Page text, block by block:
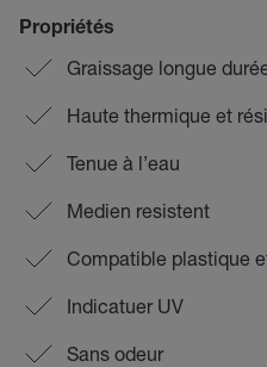
Propriétés
Graissage longue
Haute thermique et
Tenue à l’eau
Medien resistent
Compatible plastique
Indicatuer UV
Sans odeur